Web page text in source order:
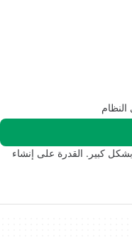
كبير. القدرة على إنشاء